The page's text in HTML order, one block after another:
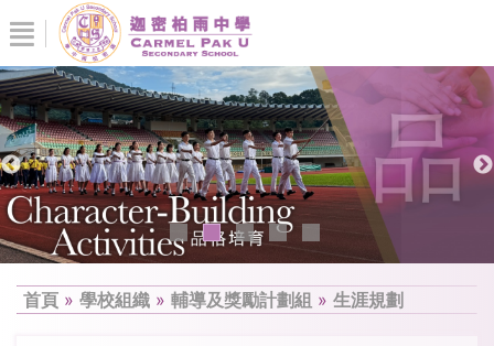
首頁 » 學校組織 » 輔導及獎勵計劃組 » 生涯規劃